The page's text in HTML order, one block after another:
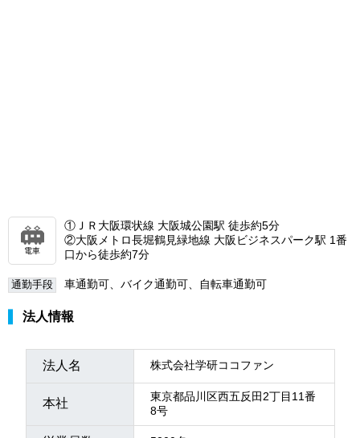
電車
①ＪＲ大阪環状線 大阪城公園駅 徒歩約5分
②大阪メトロ長堀鶴見緑地線 大阪ビジネスパーク駅 1番
口から徒歩約7分
通勤手段 車通勤可、バイク通勤可、自転車通勤可
法人情報
法人名 株式会社学研ココファン
本社
東京都品川区西五反田2丁目11番
8号